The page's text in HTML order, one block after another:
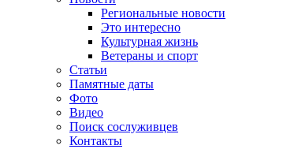
Региональные новости
Это интересно
Культурная жизнь
Ветераны и спорт
Статьи
Памятные даты
Фото
Видео
Поиск сослуживцев
Контакты